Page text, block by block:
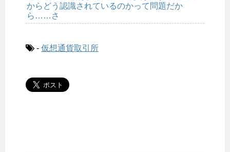
からどう認識されているのかって問題だか
ら……さ
- 仮想通貨取引所